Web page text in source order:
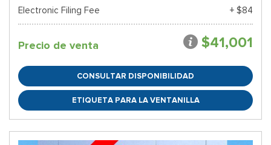
Electronic Filing Fee
+ $84
Precio de venta $41,001
CONSULTAR DISPONIBILIDAD
ETIQUETA PARA LA VENTANILLA